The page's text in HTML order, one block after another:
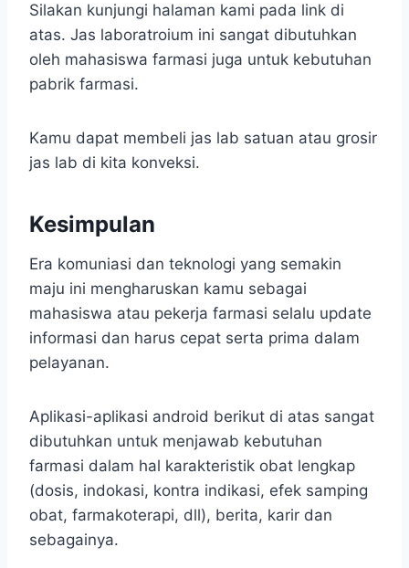
Silakan kunjungi halaman kami pada link di
atas. Jas laboratroium ini sangat dibutuhkan
oleh mahasiswa farmasi juga untuk kebutuhan
pabrik farmasi.
Kamu dapat membeli jas lab satuan atau grosir
jas lab di kita konveksi.
Kesimpulan
Era komuniasi dan teknologi yang semakin
maju ini mengharuskan kamu sebagai
mahasiswa atau pekerja farmasi selalu update
informasi dan harus cepat serta prima dalam
pelayanan.
Aplikasi-aplikasi android berikut di atas sangat
dibutuhkan untuk menjawab kebutuhan
farmasi dalam hal karakteristik obat lengkap
(dosis, indokasi, kontra indikasi, efek samping
obat, farmakoterapi, dll), berita, karir dan
sebagainya.